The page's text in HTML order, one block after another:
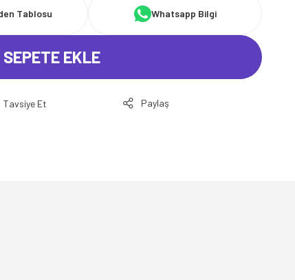
Tablosu Whatsapp Bilgi
SEPETE EKLE
Tavsiye Et Paylaş